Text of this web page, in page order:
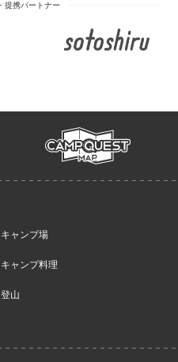
campmap
キャンプ場
キャンプ料理
登山